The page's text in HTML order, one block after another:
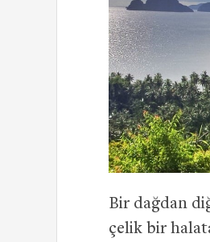
Bir dağdan
çelik bir